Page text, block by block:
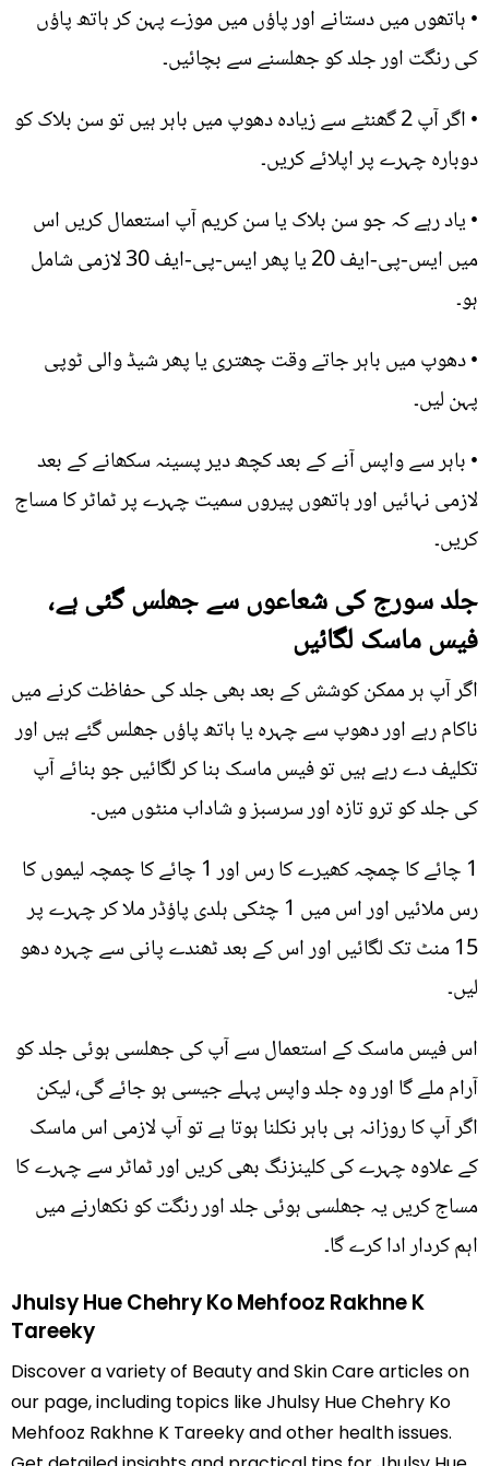
• ہاتھوں میں دستانے اور پاؤں میں موزے پہن کر ہاتھ پاؤں
کی رنگت اور جلد کو جھلسنے سے بچائیں۔
• اگر آپ 2 گھنٹے سے زیادہ دھوپ میں باہر ہیں تو سن بلاک کو
دوبارہ چہرے پر اپلائے کریں۔
• یاد رہے کہ جو سن بلاک یا سن کریم آپ استعمال کریں اس
میں ایس-پی-ایف 20 یا پھر ایس-پی-ایف 30 لازمی شامل
ہو۔
• دھوپ میں باہر جاتے وقت چھتری یا پھر شیڈ والی ٹوپی
پہن لیں۔
• باہر سے واپس آنے کے بعد کچھ دیر پسینہ سکھانے کے بعد
لازمی نہائیں اور ہاتھوں پیروں سمیت چہرے پر ٹماٹر کا مساج
کریں۔
جلد سورج کی شعاعوں سے جھلس گئی ہے،
فیس ماسک لگائیں
اگر آپ ہر ممکن کوشش کے بعد بھی جلد کی حفاظت کرنے میں
ناکام رہے اور دھوپ سے چہرہ یا ہاتھ پاؤں جھلس گئے ہیں اور
تکلیف دے رہے ہیں تو فیس ماسک بنا کر لگائیں جو بنائے آپ
کی جلد کو ترو تازہ اور سرسبز و شاداب منٹوں میں۔
1 چائے کا چمچہ کھیرے کا رس اور 1 چائے کا چمچہ لیموں کا
رس ملائیں اور اس میں 1 چٹکی ہلدی پاؤڈر ملا کر چہرے پر
15 منٹ تک لگائیں اور اس کے بعد ٹھندے پانی سے چہرہ دھو
لیں۔
اس فیس ماسک کے استعمال سے آپ کی جھلسی ہوئی جلد کو
آرام ملے گا اور وہ جلد واپس پہلے جیسی ہو جائے گی، لیکن
اگر آپ کا روزانہ ہی باہر نکلنا ہوتا ہے تو آپ لازمی اس ماسک
کے علاوہ چہرے کی کلینزنگ بھی کریں اور ٹماٹر سے چہرے کا
مساج کریں یہ جھلسی ہوئی جلد اور رنگت کو نکھارنے میں
اہم کردار ادا کرے گا۔
Jhulsy Hue Chehry Ko Mehfooz Rakhne K
Tareeky
Discover a variety of Beauty and Skin Care articles on
our page, including topics like Jhulsy Hue Chehry Ko
Mehfooz Rakhne K Tareeky and other health issues.